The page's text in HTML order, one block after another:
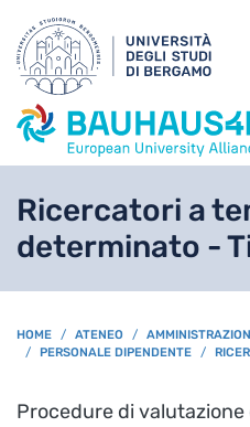
Ricercatori a
determinato -
BREADCRUMB
HOME ATENEO
PERSONALE DIPENDENTE
Procedure di